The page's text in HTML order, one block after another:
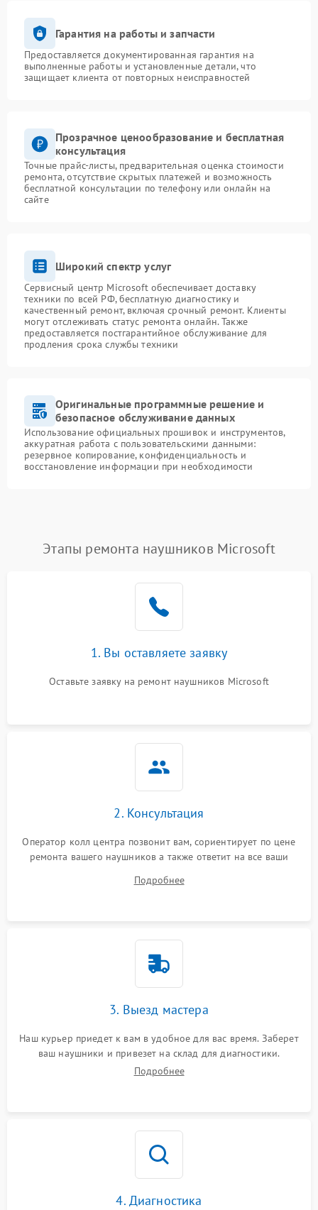
Гарантия на работы и запчасти
Предоставляется документированная гарантия на
выполненные работы и установленные детали, что
защищает клиента от повторных неисправностей
Прозрачное ценообразование и бесплатная
консультация
Точные прайс-листы, предварительная оценка стоимости
ремонта, отсутствие скрытых платежей и возможность
бесплатной консультации по телефону или онлайн на
сайте
Широкий спектр услуг
Сервисный центр Microsoft обеспечивает доставку
техники по всей РФ, бесплатную диагностику и
качественный ремонт, включая срочный ремонт. Клиенты
могут отслеживать статус ремонта онлайн. Также
предоставляется постгарантийное обслуживание для
продления срока службы техники
Оригинальные программные решение и
безопасное обслуживание данных
Использование официальных прошивок и инструментов,
аккуратная работа с пользовательскими данными:
резервное копирование, конфиденциальность и
восстановление информации при необходимости
Этапы ремонта наушников Microsoft
1. Вы оставляете заявку
Оставьте заявку на ремонт наушников Microsoft
2. Консультация
Оператор колл центра позвонит вам, сориентирует по цене
ремонта вашего наушников а также ответит на все ваши
Подробнее
3. Выезд мастера
Наш курьер приедет к вам в удобное для вас время. Заберет
ваш наушники и привезет на склад для диагностики.
Подробнее
4. Диагностика